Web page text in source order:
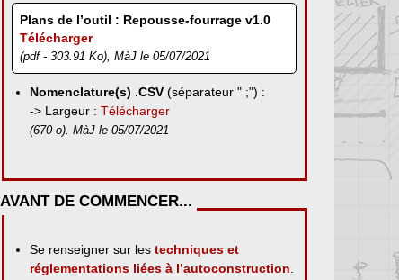
Plans de l’outil : Repousse-fourrage v1.0
Télécharger
(pdf - 303.91 Ko), MàJ le 05/07/2021
Nomenclature(s) .CSV (séparateur " ;") :
-> Largeur :Télécharger
(670 o). MàJ le 05/07/2021
AVANT DE COMMENCER...
Se renseigner sur lestechniques et
réglementations liées à l’autoconstruction